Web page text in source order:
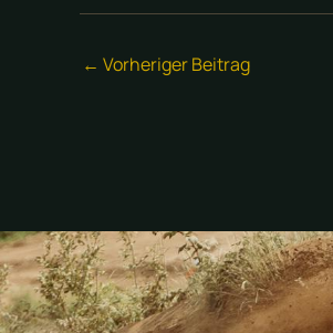
← Vorheriger Beitrag